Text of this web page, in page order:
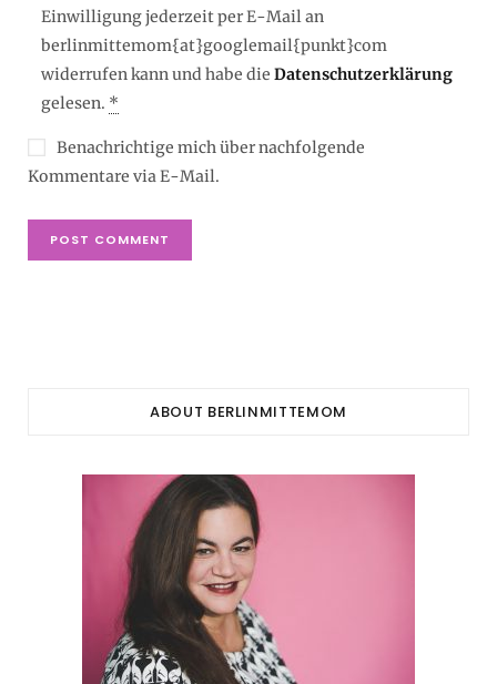
Einwilligung jederzeit per E-Mail an
berlinmittemom{at}googlemail{punkt}com
widerrufen kann und habe die Datenschutzerklärung
gelesen. *
Benachrichtige mich über nachfolgende
Kommentare via E-Mail.
ABOUT BERLINMITTEMOM